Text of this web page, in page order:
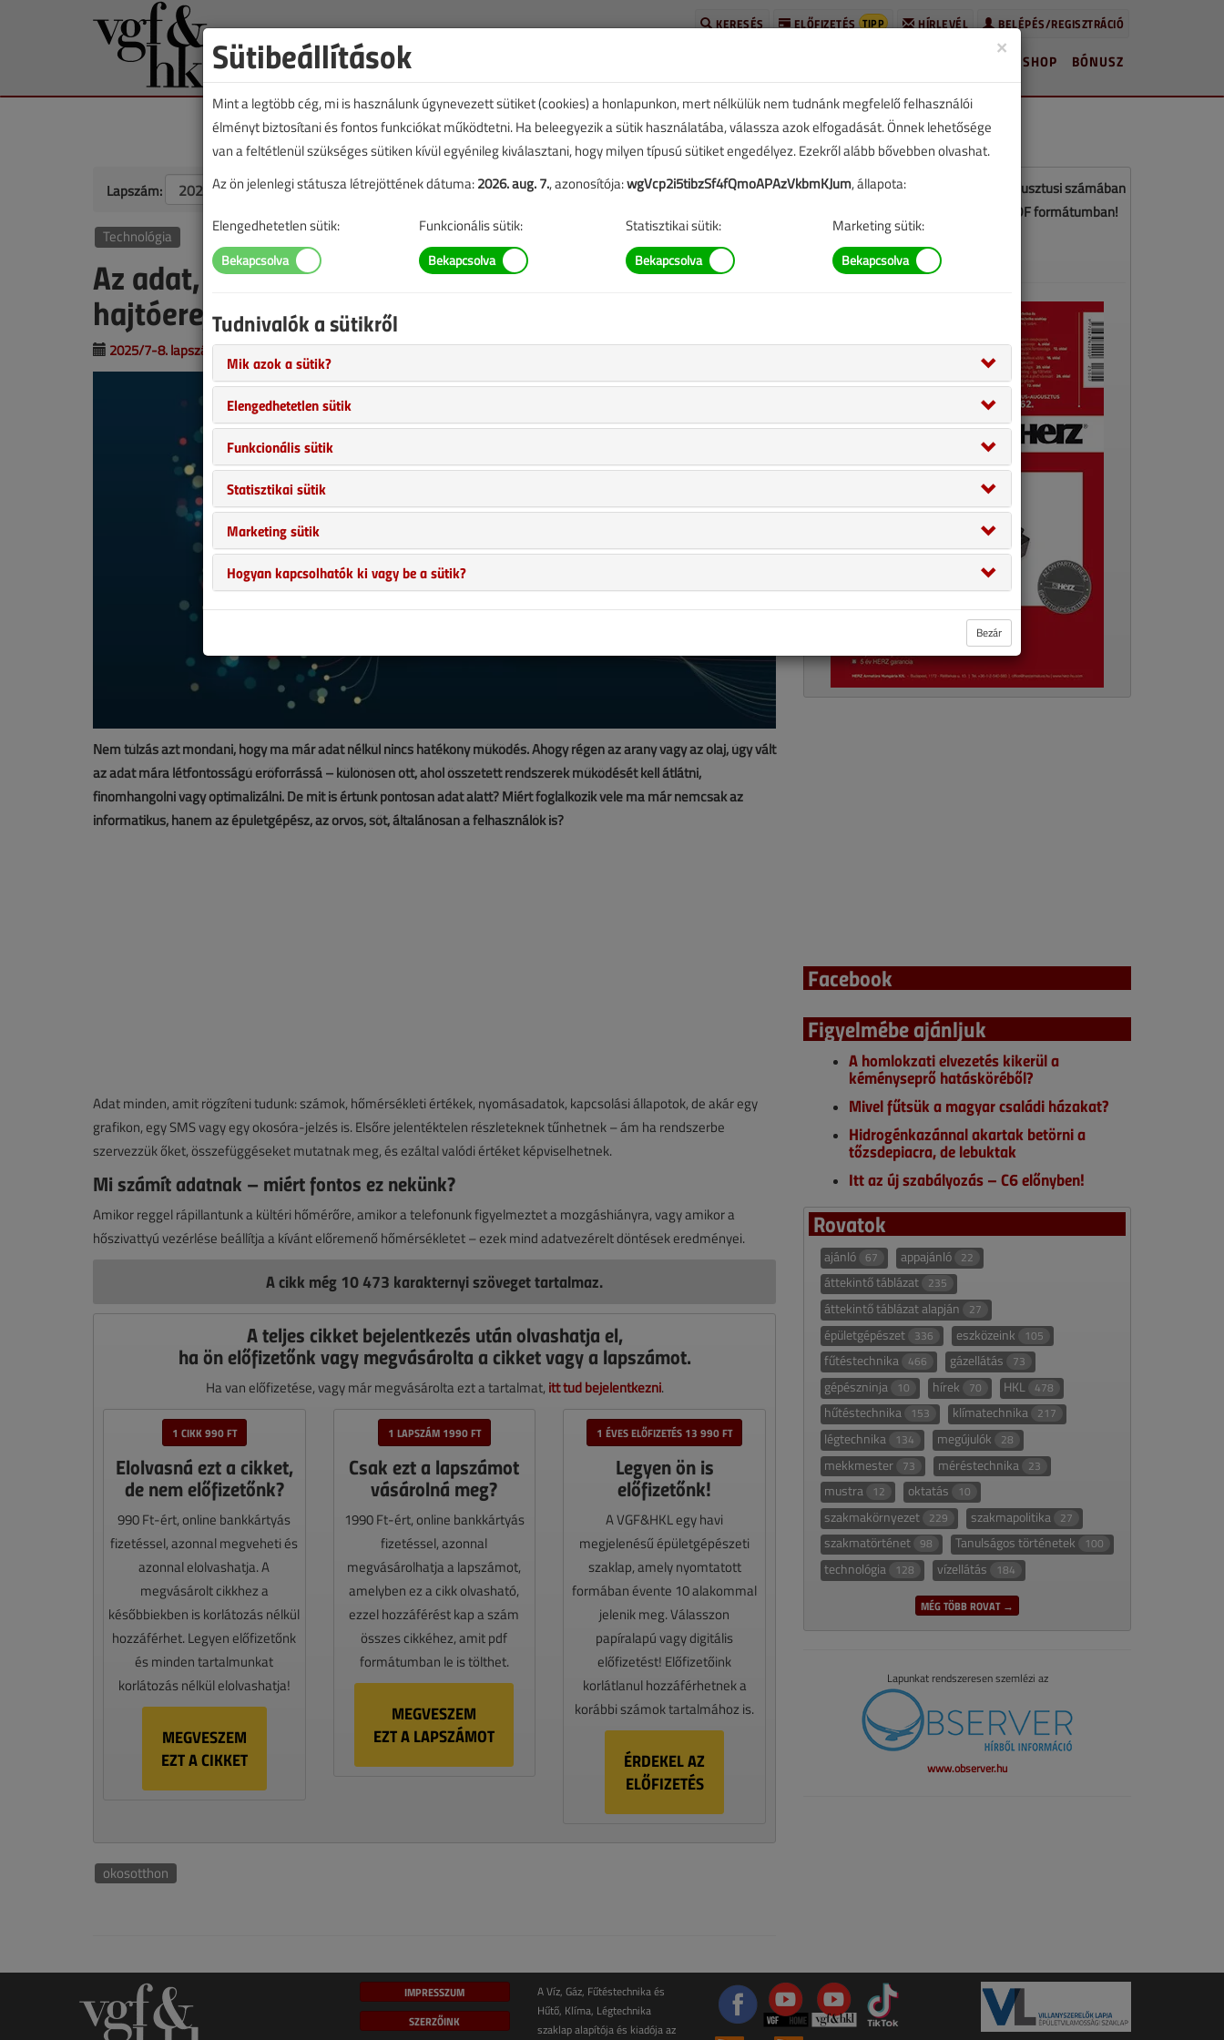
BELÉPÉS/REGISZTRÁCIÓ
HÍRLEVÉL
ELŐFIZETÉS TIPP
KERESÉS
BÓNUSZ
SHOP
Lapszám: TARTALOM
Technológia
Az adat, a modern rendszerek láthatatlan
hajtóereje
2025/7-8. lapszám| Hajnal Ferenc | 930 |
Nem túlzás azt mondani, hogy ma már adat nélkül nincs hatékony működés. Ahogy régen az arany vagy az olaj, úgy vált
az adat mára létfontosságú erőforrássá – különösen ott, ahol összetett rendszerek működését kell átlátni,
finomhangolni vagy optimalizálni. De mit is értünk pontosan adat alatt? Miért foglalkozik vele ma már nemcsak az
informatikus, hanem az épületgépész, az orvos, sőt, általánosan a felhasználók is?
Adat minden, amit rögzíteni tudunk: számok, hőmérsékleti értékek, nyomásadatok, kapcsolási állapotok, de akár egy
grafikon, egy SMS vagy egy okosóra-jelzés is. Elsőre jelentéktelen részleteknek tűnhetnek – ám ha rendszerbe
szervezzük őket, összefüggéseket mutatnak meg, és ezáltal valódi értéket képviselhetnek.
Mi számít adatnak – miért fontos ez nekünk?
Amikor reggel rápillantunk a kültéri hőmérőre, amikor a telefonunk figyelmeztet a mozgáshiányra, vagy amikor a
hőszivattyú vezérlése beállítja a kívánt előremenő hőmérsékletet – ezek mind adatvezérelt döntések eredményei.
A cikk még 10 473 karakternyi szöveget tartalmaz.
A teljes cikket bejelentkezés után olvashatja el,
ha ön előfizetőnk vagy megvásárolta a cikket vagy a lapszámot.
Ha van előfizetése, vagy már megvásárolta ezt a tartalmat, itt tud bejelentkezni.
1 CIKK 990 FT
Elolvasná ezt a cikket,
de nem előfizetőnk?
990 Ft-ért, online bankkártyás
fizetéssel, azonnal megveheti és
azonnal elolvashatja. A
megvásárolt cikkhez a
későbbiekben is korlátozás nélkül
hozzáférhet. Legyen előfizetőnk
és minden tartalmunkat
korlátozás nélkül elolvashatja!
MEGVESZEM
EZT A CIKKET
1 LAPSZÁM 1990 FT
Csak ezt a lapszámot
vásárolná meg?
1990 Ft-ért, online bankkártyás
fizetéssel, azonnal
megvásárolhatja a lapszámot,
amelyben ez a cikk olvasható,
ezzel hozzáférést kap a szám
összes cikkéhez, amit pdf
formátumban le is tölthet.
MEGVESZEM
EZT A LAPSZÁMOT
1 ÉVES ELŐFIZETÉS 13 990 FT
Legyen ön is
előfizetőnk!
A VGF&HKL egy havi
megjelenésű épületgépészeti
szaklap, amely nyomtatott
formában évente 10 alakommal
jelenik meg. Válasszon
papíralapú vagy digitális
előfizetést! Előfizetőink
korlátlanul hozzáférhetnek a
korábbi számok tartalmához is.
ÉRDEKEL AZ
ELŐFIZETÉS
okosotthon
Ez a cikk a VGF&HKL 2025. július-augusztusi számában
jelent meg. Töltse le a lapszámot PDF formátumban!
Facebook
Figyelmébe ajánljuk
A homlokzati elvezetés kikerül a
kéményseprő hatásköréből?
Mivel fűtsük a magyar családi házakat?
Hidrogénkazánnal akartak betörni a
tőzsdepiacra, de lebuktak
Itt az új szabályozás – C6 előnyben!
Rovatok
ajánló 67 appajánló 22
áttekintő táblázat 235
áttekintő táblázat alapján 27
épületgépészet 336 eszközeink 105
fűtéstechnika 466 gázellátás 73
gépészninja 10 hírek 70 HKL 478
hűtéstechnika 153 klímatechnika 217
légtechnika 134 megújulók 28
mekkmester 73 méréstechnika 23
mustra 12 oktatás 10
szakmakörnyezet 229 szakmapolitika 27
szakmatörténet 98 Tanulságos történetek 100
technológia 128 vízellátás 184
MÉG TÖBB ROVAT →
Lapunkat rendszeresen szemlézi az
www.observer.hu
IMPRESSZUM
SZERZŐINK
A Víz, Gáz, Fűtéstechnika és
Hűtő, Klíma, Légtechnika
szaklap alapítója és kiadója az
×
Sütibeállítások
Mint a legtöbb cég, mi is használunk úgynevezett sütiket (cookies) a honlapunkon, mert nélkülük nem tudnánk megfelelő felhasználói
élményt biztosítani és fontos funkciókat működtetni. Ha beleegyezik a sütik használatába, válassza azok elfogadását. Önnek lehetősége
van a feltétlenül szükséges sütiken kívül egyénileg kiválasztani, hogy milyen típusú sütiket engedélyez. Ezekről alább bővebben olvashat.
Az ön jelenlegi státusza létrejöttének dátuma:2026. aug. 7., azonosítója:wgVcp2i5tibzSf4fQmoAPAzVkbmKJum, állapota:
Elengedhetetlen sütik: Funkcionális sütik: Statisztikai sütik: Marketing sütik:
Tudnivalók a sütikről
Mik azok a sütik?
Elengedhetetlen sütik
Funkcionális sütik
Statisztikai sütik
Marketing sütik
Hogyan kapcsolhatók ki vagy be a sütik?
Bezár